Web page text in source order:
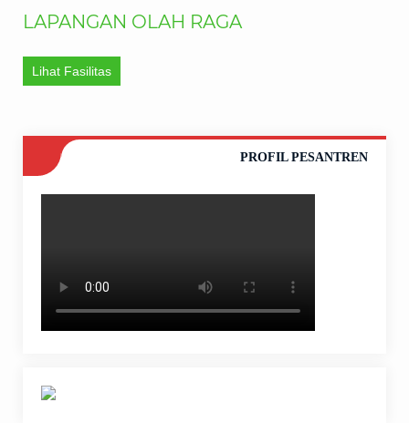
LAPANGAN OLAH RAGA
Lihat Fasilitas
PROFIL PESANTREN